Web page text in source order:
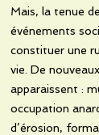
Mais, la tenue
événements
constituer une
vie. De
apparaissent :
occupation
d’érosion,